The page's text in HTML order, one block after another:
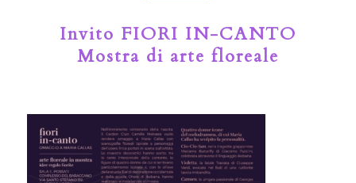
Invito FIORI IN-CANTO
Mostra di arte floreale